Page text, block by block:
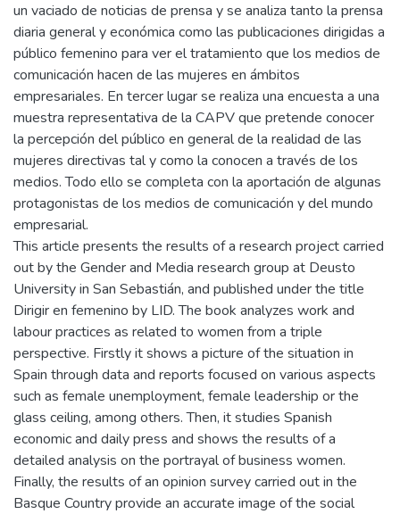
un vaciado de noticias de prensa y se analiza tanto la prensa
diaria general y económica como las publicaciones dirigidas a
público femenino para ver el tratamiento que los medios de
comunicación hacen de las mujeres en ámbitos
empresariales. En tercer lugar se realiza una encuesta a una
muestra representativa de la CAPV que pretende conocer
la percepción del público en general de la realidad de las
mujeres directivas tal y como la conocen a través de los
medios. Todo ello se completa con la aportación de algunas
protagonistas de los medios de comunicación y del mundo
empresarial.
This article presents the results of a research project carried
out by the Gender and Media research group at Deusto
University in San Sebastián, and published under the title
Dirigir en femenino by LID. The book analyzes work and
labour practices as related to women from a triple
perspective. Firstly it shows a picture of the situation in
Spain through data and reports focused on various aspects
such as female unemployment, female leadership or the
glass ceiling, among others. Then, it studies Spanish
economic and daily press and shows the results of a
detailed analysis on the portrayal of business women.
Finally, the results of an opinion survey carried out in the
Basque Country provide an accurate image of the social